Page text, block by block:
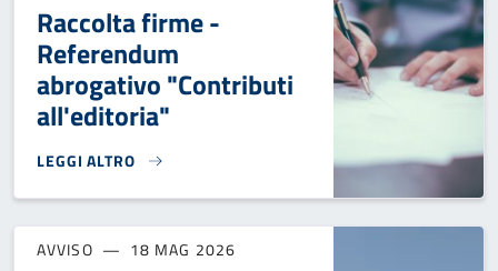
Raccolta firme -
Referendum
abrogativo "Contributi
all'editoria"
LEGGI ALTRO
RACCOLTA FIRME - REFERENDUM ABROGATIVO
AVVISO 18 MAG 2026